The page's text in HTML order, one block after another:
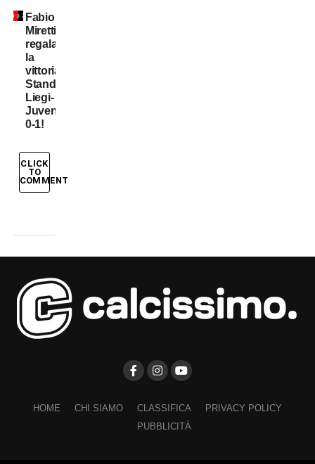
Fabio
Miretti
regala
la
vittoria,
Standard
Liegi-
Juventus
0-1!
CLICK
TO
COMMENT
HOME CHI SIAMO CLASSIFICA
PRIVACY POLICY
PUBBLICITÀ